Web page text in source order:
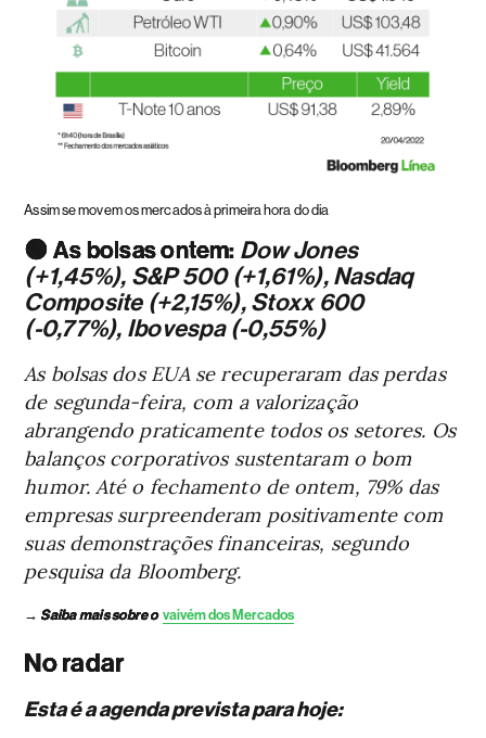
Assim se movem os mercados à primeira hora do dia
🟢 As bolsas ontem: Dow Jones
(+1,45%), S&P 500 (+1,61%), Nasdaq
Composite (+2,15%), Stoxx 600
(-0,77%), Ibovespa (-0,55%)
As bolsas dos EUA se recuperaram das perdas
de segunda-feira, com a valorização
abrangendo praticamente todos os setores. Os
balanços corporativos sustentaram o bom
humor. Até o fechamento de ontem, 79% das
empresas surpreenderam positivamente com
suas demonstrações financeiras, segundo
pesquisa da Bloomberg.
→ Saiba mais sobre o vaivém dos Mercados
No radar
Esta é a agenda prevista para hoje: